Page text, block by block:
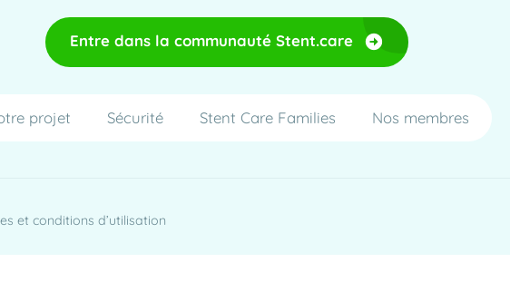
Entre dans la communauté Stent.care
projet Sécurité Stent Care Families Nos membres
et conditions d’utilisation